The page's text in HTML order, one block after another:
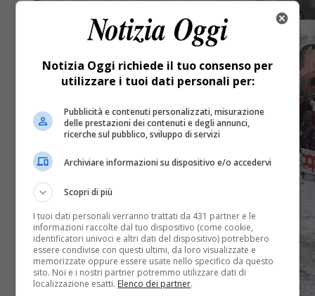
Notizia Oggi richiede il tuo consenso per
utilizzare i tuoi dati personali per:
Pubblicità e contenuti personalizzati, misurazione
delle prestazioni dei contenuti e degli annunci,
ricerche sul pubblico, sviluppo di servizi
Archiviare informazioni su dispositivo e/o accedervi
Scopri di più
I tuoi dati personali verranno trattati da 431 partner e le
informazioni raccolte dal tuo dispositivo (come cookie,
identificatori univoci e altri dati del dispositivo) potrebbero
essere condivise con questi ultimi, da loro visualizzate e
memorizzate oppure essere usate nello specifico da questo
sito. Noi e i nostri partner potremmo utilizzare dati di
localizzazione esatti. Elenco dei partner.